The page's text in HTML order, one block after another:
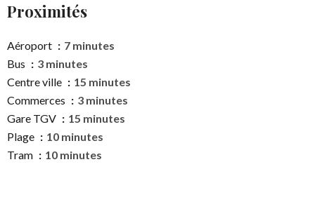
Proximités
Aéroport
7 minutes
Bus
3 minutes
Centre ville
15 minutes
Commerces
3 minutes
Gare TGV
15 minutes
Plage
10 minutes
Tram
10 minutes